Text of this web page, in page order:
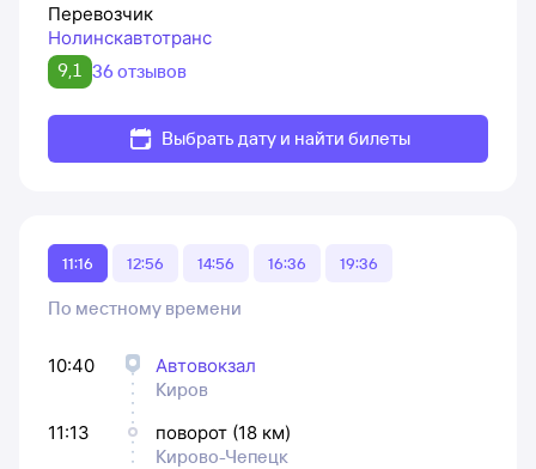
Перевозчик
Нолинскавтотранс
9,1 36 отзывов
Выбрать дату и найти билеты
11:16 12:56 14:56 16:36 19:36
По местному времени
10:40
Автовокзал
Киров
11:13
поворот (18 км)
Кирово-Чепецк